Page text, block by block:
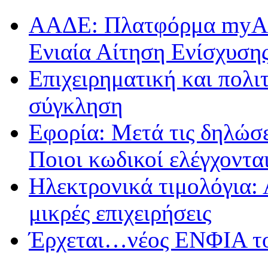
ΑΑΔΕ: Πλατφόρμα
Ενιαία Αίτηση
Επιχειρηματική και
σύγκληση
Εφορία: Μετά τις
Ποιοι κωδικοί
Ηλεκτρονικά τιμολόγια:
μικρές επιχειρήσεις
Έρχεται…νέος ΕΝΦΙΑ